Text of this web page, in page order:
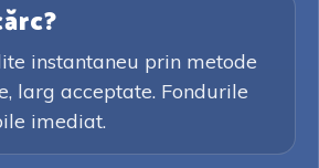
instantaneu prin metode
larg acceptate. Fondurile
imediat.